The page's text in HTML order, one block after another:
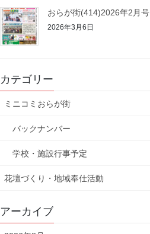
おらが街(414)2026年2月号
2026年3月6日
カテゴリー
ミニコミおらが街
バックナンバー
学校・施設行事予定
花壇づくり・地域奉仕活動
アーカイブ